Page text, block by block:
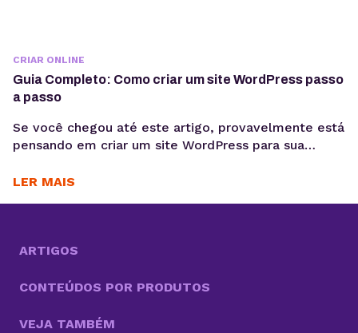
CRIAR ONLINE
Guia Completo: Como criar um site WordPress passo
a passo
Se você chegou até este artigo, provavelmente está
pensando em criar um site WordPress para sua
qual for o objetivo, escolher WordPress como
sinônimo...
LER MAIS
ARTIGOS
CONTEÚDOS POR PRODUTOS
VEJA TAMBÉM